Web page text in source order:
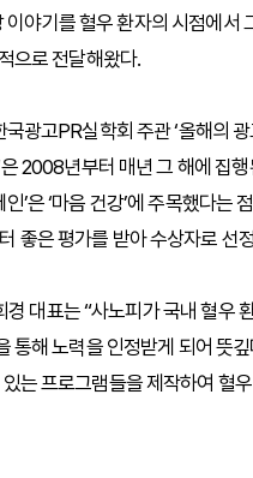
야기를 혈우 환자의 시점에서
으로 전달해왔다.
광고PR실학회 주관 ‘올해의
2008년부터 매년 그 해에 집
은 ‘마음 건강’에 주목했다는
좋은 평가를 받아 수상자로 선
대표는 “사노피가 국내 혈우
통해 노력을 인정받게 되어 뜻
는 프로그램들을 제작하여 혈